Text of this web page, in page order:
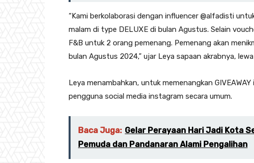
“Kami berkolaborasi dengan influencer @alfadisti
malam di type DELUXE di bulan Agustus. Selain
F&B untuk 2 orang pemenang. Pemenang akan
bulan Agustus 2024,” ujar Leya sapaan akrabnya,
Leya menambahkan, untuk memenangkan
pengguna social media instagram secara umum.
Baca Juga: Gelar Perayaan Hari Jadi Kota
Pemuda dan Pandanaran Alami Pengalihan